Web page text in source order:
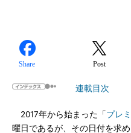
Share Post
連載目次
2017年から始まった「プレ
曜日であるが、その日付を求